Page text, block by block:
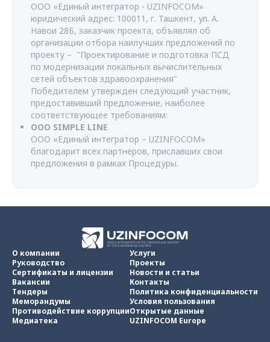
ООО «Единый интегратор - UZINFOCOM»
юридический адрес: 100011, г. Ташкент, ул. А.
Навои 28Б, заказчик проекта, объявлял об
организации отбора наилучших предложений по
проекту – "Проектирование и подготовка ПСД
по модернизации локальных вычислительных
сетей объектов здравоохранения"
Победителем утвержден следующий участник,
предоставивший предложение, наиболее
соответствующее требованиям:
OOO SIMPLE LINE
ООО «Единый интегратор – UZINFOCOM»
благодарит всех партнеров, приславших свои
предложения в рамках Процедуры.
О компании
Руководство
Сертификаты и лицензии
Вакансии
Тендеры
Меморандумы
Противодействие коррупции
Медиатека
Услуги
Проекты
Новости и статьи
Контакты
Политика конфиденциальности
Условия пользования
Открытые данные
UZINFOCOM Europe